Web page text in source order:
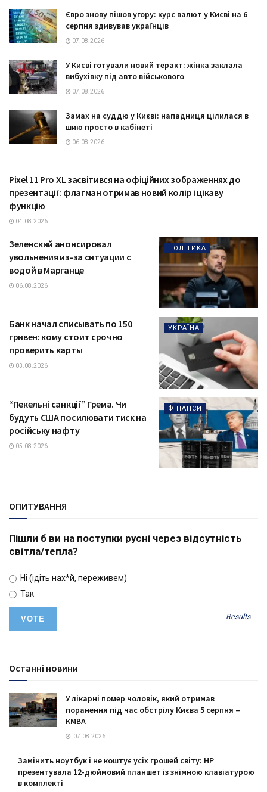
Євро знову пішов угору: курс валют у Києві на 6
серпня здивував українців
07.08.2026
У Києві готували новий теракт: жінка заклала
вибухівку під авто військового
07.08.2026
Замах на суддю у Києві: нападниця цілилася в
шию просто в кабінеті
06.08.2026
ТЕХНОЛОГІЇ
Pixel 11 Pro XL засвітився на офіційних зображеннях до
презентації: флагман отримав новий колір і цікаву
функцію
04.08.2026
ПОЛІТИКА
Зеленский анонсировал
увольнения из-за ситуации с
водой в Марганце
06.08.2026
УКРАЇНА
Банк начал списывать по 150
гривен: кому стоит срочно
проверить карты
03.08.2026
ФІНАНСИ
“Пекельні санкції” Грема. Чи
будуть США посилювати тиск на
російську нафту
05.08.2026
ОПИТУВАННЯ
Пішли б ви на поступки русні через відсутність
світла/тепла?
Ні (ідіть нах*й, переживем)
Так
Results
Останні новини
У лікарні помер чоловік, який отримав
поранення під час обстрілу Києва 5 серпня –
КМВА
07.08.2026
Замінить ноутбук і не коштує усіх грошей світу: HP
презентувала 12-дюймовий планшет із знімною клавіатурою
в комплекті